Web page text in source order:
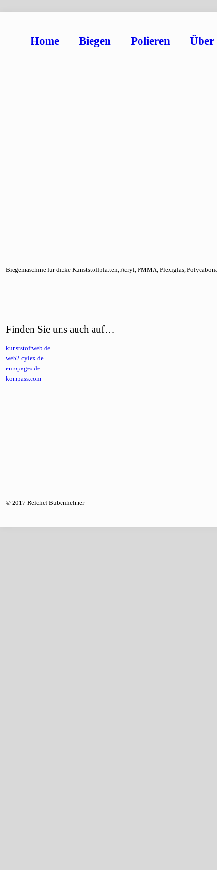
Home Biegen Polieren Über
Biegemaschine für dicke Kunststoffplatten, Acryl, PMMA, Plexiglas,
Finden Sie uns auch auf…
kunststoffweb.de
web2.cylex.de
europages.de
kompass.com
© 2017 Reichel Bubenheimer